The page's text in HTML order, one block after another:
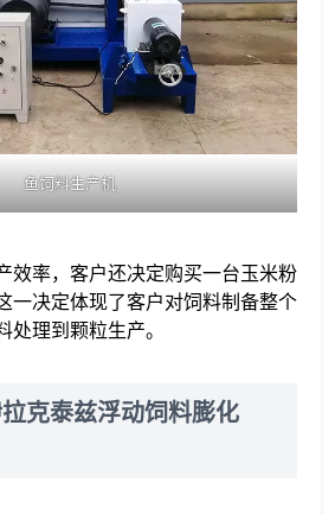
鱼饲料生产机
效率，客户还决定购买一台玉米粉
一决定体现了客户对饲料制备整个
理到颗粒生产。
克泰兹浮动饲料膨化